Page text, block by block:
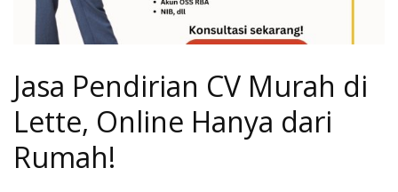
Jasa Pendirian CV Murah di
Lette, Online Hanya dari
Rumah!